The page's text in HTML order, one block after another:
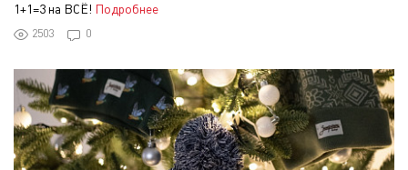
1+1=3 на ВСЁ! Подробнее
2503 0